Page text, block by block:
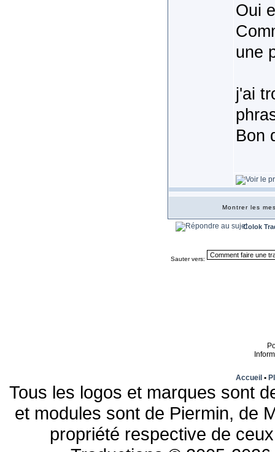
Oui
une
j'ai
Bon
Montrer les
Colok
Sauter vers:
Accueil •
Tous les logos et marques sont
et modules sont de Piermin, de
propriété respective de